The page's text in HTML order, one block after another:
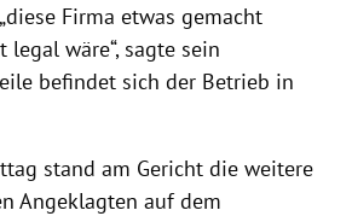
Firma etwas gemacht
wäre“, sagte sein
befindet sich der Betrieb in
stand am Gericht die weitere
Angeklagten auf dem